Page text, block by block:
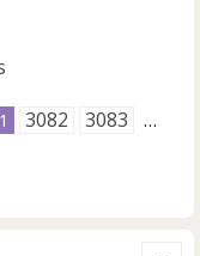
3082 3083 …